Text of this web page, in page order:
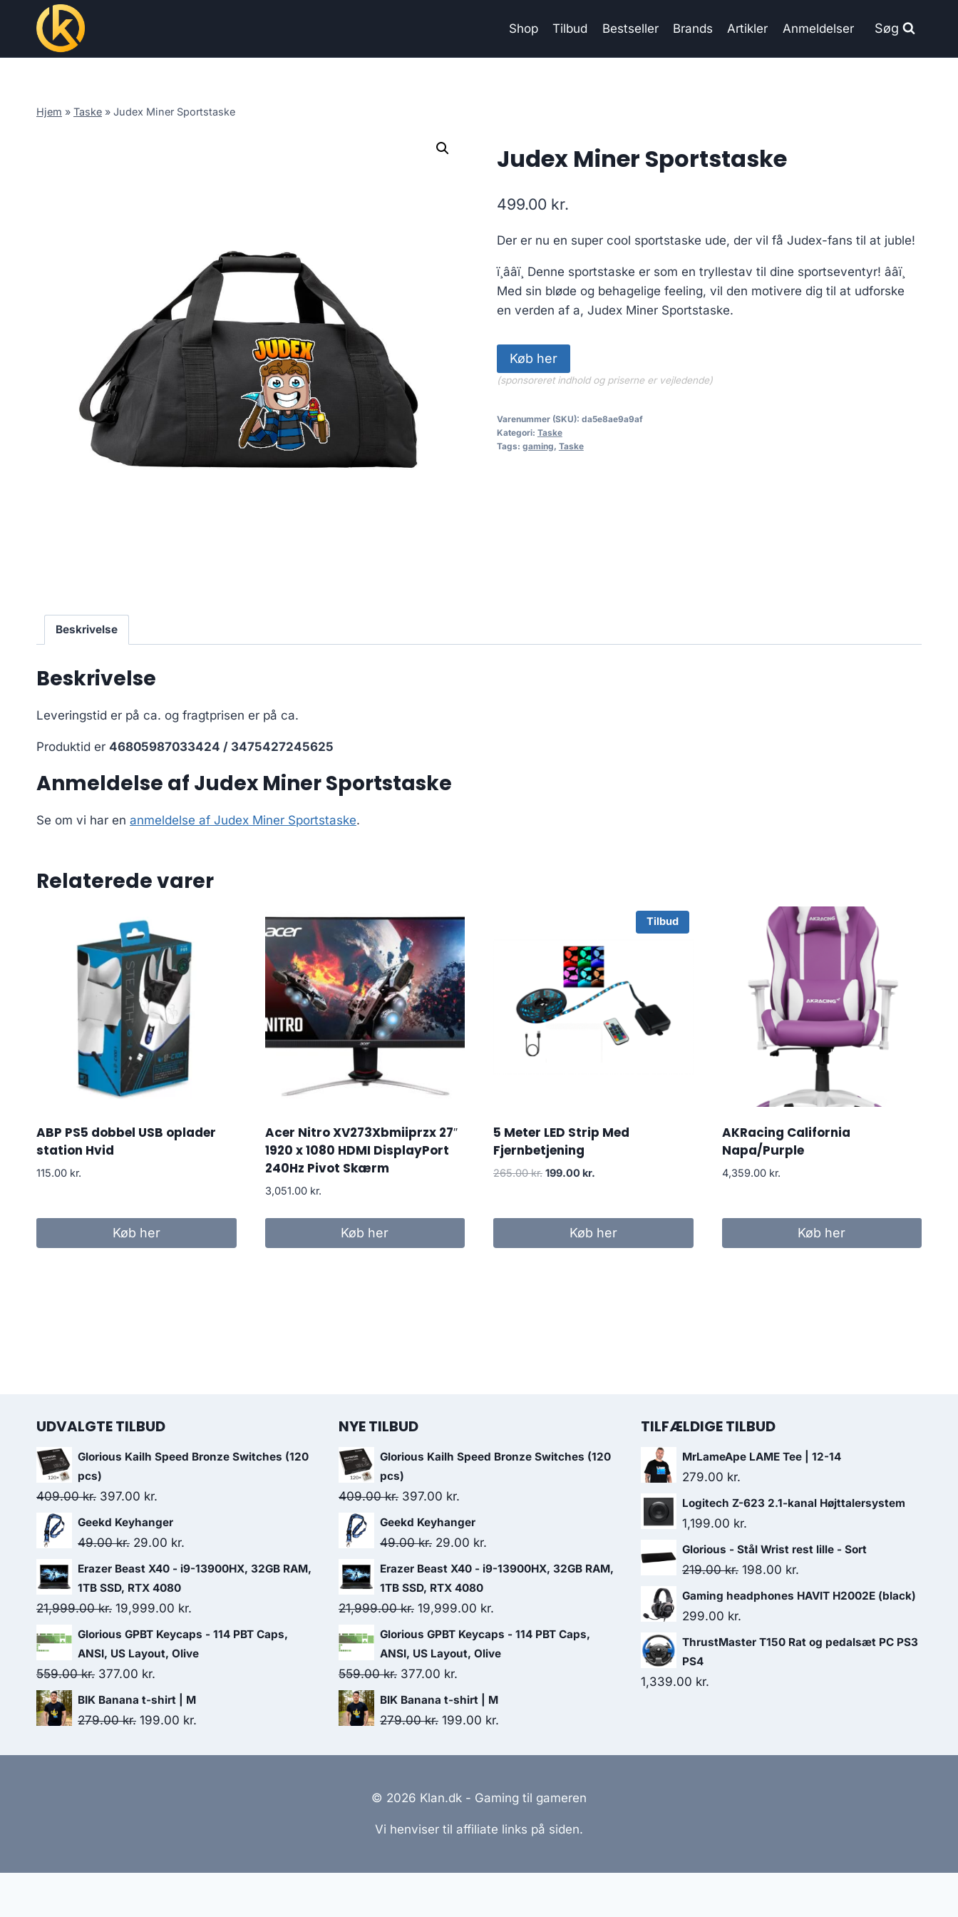
content
Shop Tilbud Bestseller Brands Artikler Anmeldelser Søg
Hjem » Taske » Judex Miner Sportstaske
Judex Miner Sportstaske
499.00 kr.
Der er nu en super cool sportstaske ude, der vil få Judex-fans til at juble!
ï¸ââï¸ Denne sportstaske er som en tryllestav til dine sportseventyr! ââï¸
Med sin bløde og behagelige feeling, vil den motivere dig til at udforske
en verden af a, Judex Miner Sportstaske.
Køb her
(sponsoreret indhold og priserne er vejledende)
Varenummer (SKU): da5e8ae9a9af
Kategori: Taske
Tags: gaming, Taske
Beskrivelse
Beskrivelse
Leveringstid er på ca. og fragtprisen er på ca.
Produktid er 46805987033424 / 3475427245625
Anmeldelse af Judex Miner Sportstaske
Se om vi har en anmeldelse af Judex Miner Sportstaske.
Relaterede varer
ABP PS5 dobbel USB oplader
station Hvid
115.00 kr.
Køb her
Acer Nitro XV273Xbmiiprzx 27″
1920 x 1080 HDMI DisplayPort
240Hz Pivot Skærm
3,051.00 kr.
Køb her
Tilbud
5 Meter LED Strip Med
Fjernbetjening
265.00kr. Original
265.00 kr..
199.00 kr.
199.00 kr..
Køb her
AKRacing California
Napa/Purple
4,359.00 kr.
Køb her
UDVALGTE TILBUD
Glorious Kailh Speed Bronze Switches (120
pcs)
409.00kr. Original
price
was:
397.00 kr.
price
is:
Geekd Keyhanger
49.00kr. Original
price
was:
49.00 kr..
29.00 kr.
price
29.00 kr..
Erazer Beast X40 - i9-13900HX, 32GB RAM,
1TB SSD, RTX 4080
21,999.00kr. Original
price
was:
21,999.00 kr..
19,999.00 kr.
price
is:
Glorious GPBT Keycaps - 114 PBT Caps,
ANSI, US Layout, Olive
559.00kr. Original
price
was:
377.00 kr.
price
is:
BIK Banana t-shirt | M
279.00kr. Original
199.00 kr.
NYE TILBUD
Glorious Kailh Speed Bronze Switches (120
pcs)
409.00kr. Original
price
was:
397.00 kr.
price
is:
Geekd Keyhanger
49.00kr. Original
price
was:
49.00 kr..
29.00 kr.
price
29.00 kr..
Erazer Beast X40 - i9-13900HX, 32GB RAM,
1TB SSD, RTX 4080
21,999.00kr. Original
price
was:
21,999.00 kr..
19,999.00 kr.
price
is:
Glorious GPBT Keycaps - 114 PBT Caps,
ANSI, US Layout, Olive
559.00kr. Original
price
was:
377.00 kr.
price
is:
BIK Banana t-shirt | M
279.00kr. Original
199.00 kr.
TILFÆLDIGE TILBUD
MrLameApe LAME Tee | 12-14
279.00 kr.
Logitech Z-623 2.1-kanal Højttalersystem
1,199.00 kr.
Glorious - Stål Wrist rest lille - Sort
219.00kr. Original
price
198.00 kr.
price
Gaming headphones HAVIT H2002E (black)
299.00 kr.
ThrustMaster T150 Rat og pedalsæt PC PS3
PS4
1,339.00 kr.
© 2026 Klan.dk - Gaming til gameren
Vi henviser til affiliate links på siden.